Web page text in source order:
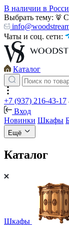
В наличии в
Выбрать тему:
Чаты и соц. сети:
Каталог
+7 (937) 216-43-17
Вход
Новинки Шкафы
Ещё
Каталог
Шкафы